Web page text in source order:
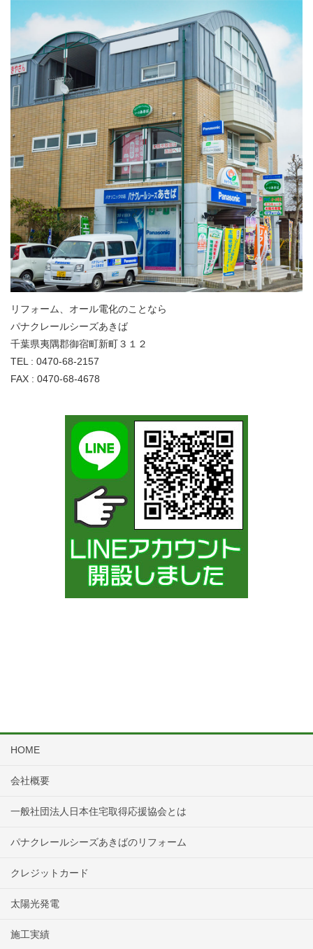
リフォーム、オール電化のことなら
パナクレールシーズあきば
千葉県夷隅郡御宿町新町３１２
TEL : 0470-68-2157
FAX : 0470-68-4678
HOME
会社概要
一般社団法人日本住宅取得応援協会とは
パナクレールシーズあきばのリフォーム
クレジットカード
太陽光発電
施工実績